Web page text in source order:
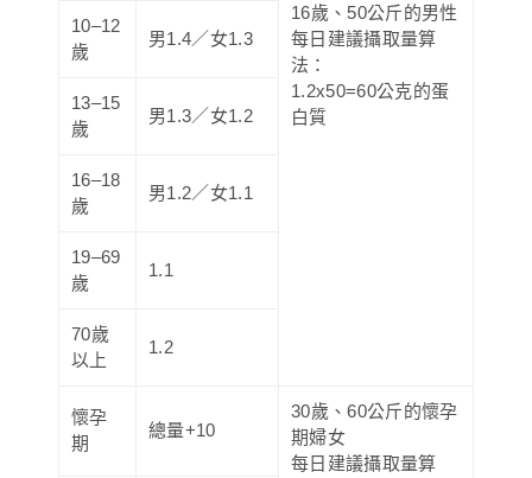
16歲、50公斤的男性
每日建議攝取量算
法：
1.2x50=60公克的蛋
白質
10–12
歲
男1.4／女1.3
13–15
歲
男1.3／女1.2
16–18
歲
男1.2／女1.1
19–69
歲
1.1
70歲
以上
1.2
懷孕
期
總量+10
30歲、60公斤的懷孕
期婦女
每日建議攝取量算